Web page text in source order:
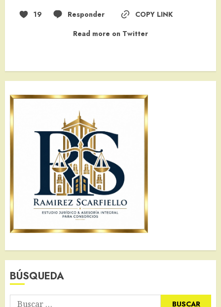
19 Responder
COPY LINK
Read more on Twitter
BÚSQUEDA
Buscar: